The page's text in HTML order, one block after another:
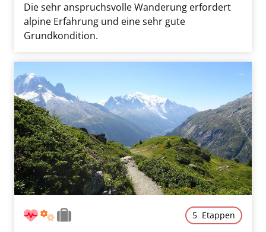
Die sehr anspruchsvolle Wanderung erfordert
alpine Erfahrung und eine sehr gute
Grundkondition.
5 Etappen